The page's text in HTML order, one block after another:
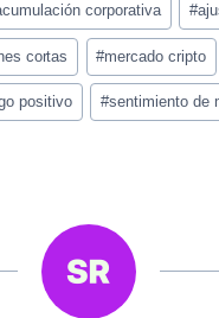
corporativa #
cortas #mercado cripto
positivo #sentimiento de